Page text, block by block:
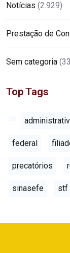
Notícias (2.929)
Prestação de
Sem categoria
Top Tags
federal
precatórios
sinasefe stf